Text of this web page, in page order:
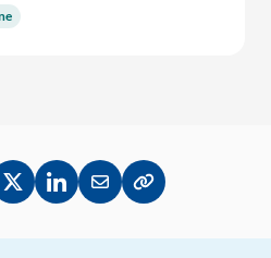
Jaa Twitterissä
Jaa LinkedInissä
Jaa sähköpostitse
Kopioi linkki